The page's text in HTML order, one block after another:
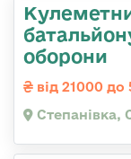
оборони
від 21000 до
Степанівка,